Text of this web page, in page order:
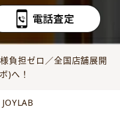
負担ゼロ／全国店舗展開
)へ！